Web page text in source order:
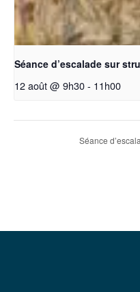
Séance d’escalade sur
12 août @ 9h30- 11h00
Séance